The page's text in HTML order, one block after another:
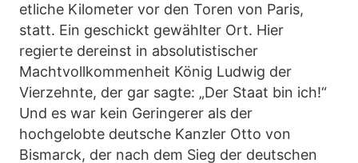
etliche Kilometer vor den Toren von Paris,
statt. Ein geschickt gewählter Ort. Hier
regierte dereinst in absolutistischer
Machtvollkommenheit König Ludwig der
Vierzehnte, der gar sagte: „Der Staat bin ich!“
Und es war kein Geringerer als der
hochgelobte deutsche Kanzler Otto von
Bismarck, der nach dem Sieg der deutschen